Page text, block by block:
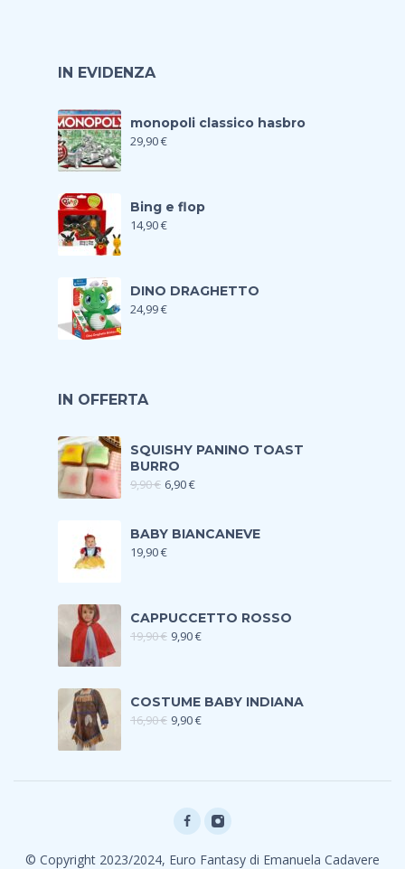
IN EVIDENZA
monopoli classico hasbro
29,90€
Bing e flop
14,90€
DINO DRAGHETTO
24,99€
IN OFFERTA
SQUISHY PANINO TOAST
BURRO
9,90€ 6,90€
BABY BIANCANEVE
19,90€
CAPPUCCETTO ROSSO
19,90€ 9,90€
COSTUME BABY INDIANA
16,90€ 9,90€
© Copyright 2023/2024, Euro Fantasy di Emanuela Cadavere